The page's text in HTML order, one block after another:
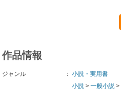
作品情報
ジャンル ： 小説・実用書
小説 > 一般小説 >